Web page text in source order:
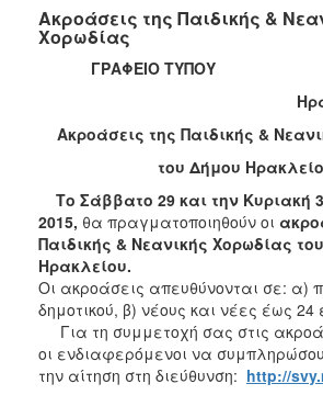
2022
2021
2020
2018
2016
2015
2013
2012
2011
2010
Ακροάσεις της Παιδικής &
Χορωδίας
ΓΡΑΦΕΙΟ
Ακροάσεις της Παιδικής &
του Δήμου
Το Σάββατο 29 και την Κυριακή
2015, θα πραγματοποιηθούν οι
Παιδικής & Νεανικής Χορωδίας
Ηρακλείου.
Οι ακροάσεις απευθύνονται σε: α)
δημοτικού, β) νέους και νέες έως 24
Για τη συμμετοχή σας στις
οι ενδιαφερόμενοι να
την αίτηση στη διεύθυνση: http://